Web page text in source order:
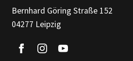
Bernhard Göring Straße 152
04277 Leipzig